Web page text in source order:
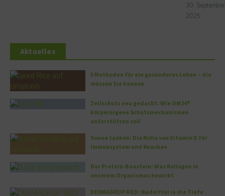
30. September
2025
Aktuelles
5 Methoden für ein gesünderes Leben – die
müssen Sie kennen
Zellschutz neu gedacht: Wie OM24®
körpereigene Schutzmechanismen
unterstützen soll
Sonne tanken: Die Rolle von Vitamin D für
Immunsystem und Knochen
Der Protein-Baustein: Was Kollagen in
unserem Organismus bewirkt
DERMADROP MED: Nadelfrei in die Tiefe